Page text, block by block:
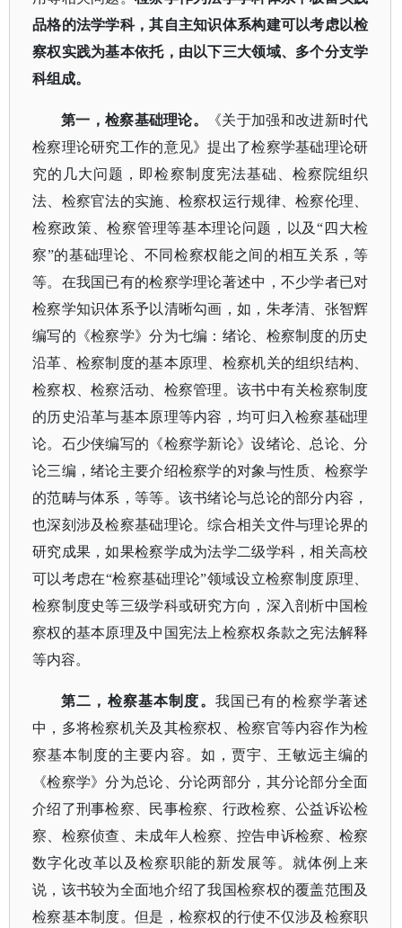
品格的法学学科，其自主知识体系构建可以考虑以检
察权实践为基本依托，由以下三大领域、多个分支学
科组成。
第一，检察基础理论。
《关于加强和改进新时代
检察理论研究工作的意见》提出了检察学基础理论研
究的几大问题，即检察制度宪法基础、检察院组织
法、检察官法的实施、检察权运行规律、检察伦理、
检察政策、检察管理等基本理论问题，以及“四大检
察”的基础理论、不同检察权能之间的相互关系，等
等。在我国已有的检察学理论著述中，不少学者已对
检察学知识体系予以清晰勾画，如，朱孝清、张智辉
编写的《检察学》分为七编：绪论、检察制度的历史
沿革、检察制度的基本原理、检察机关的组织结构、
检察权、检察活动、检察管理。该书中有关检察制度
的历史沿革与基本原理等内容，均可归入检察基础理
论。石少侠编写的《检察学新论》设绪论、总论、分
论三编，绪论主要介绍检察学的对象与性质、检察学
的范畴与体系，等等。该书绪论与总论的部分内容，
也深刻涉及检察基础理论。综合相关文件与理论界的
研究成果，如果检察学成为法学二级学科，相关高校
可以考虑在“检察基础理论”领域设立检察制度原理、
检察制度史等三级学科或研究方向，深入剖析中国检
察权的基本原理及中国宪法上检察权条款之宪法解释
等内容。
第二，检察基本制度。 我国已有的检察学著述
中，多将检察机关及其检察权、检察官等内容作为检
察基本制度的主要内容。如，贾宇、王敏远主编的
《检察学》分为总论、分论两部分，其分论部分全面
介绍了刑事检察、民事检察、行政检察、公益诉讼检
察、检察侦查、未成年人检察、控告申诉检察、检察
数字化改革以及检察职能的新发展等。就体例上来
说，该书较为全面地介绍了我国检察权的覆盖范围及
检察基本制度。但是，检察权的行使不仅涉及检察职